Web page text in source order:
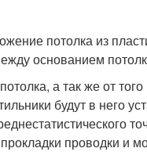
потолка из
основанием
а так же от
будут в него
проводки и